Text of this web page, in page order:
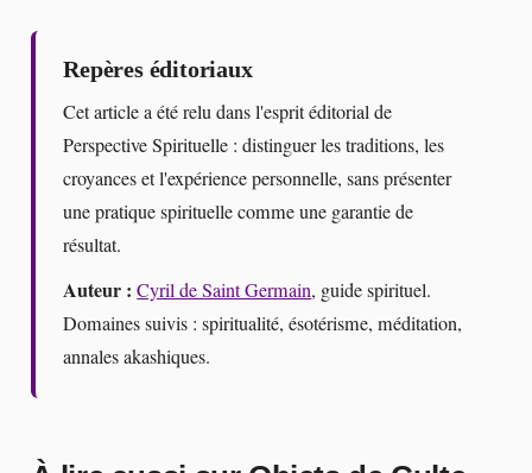
Repères éditoriaux
Cet article a été relu dans l'esprit éditorial de
Perspective Spirituelle : distinguer les traditions, les
croyances et l'expérience personnelle, sans présenter
une pratique spirituelle comme une garantie de
résultat.
Auteur : Cyril de Saint Germain, guide spirituel.
Domaines suivis : spiritualité, ésotérisme, méditation,
annales akashiques.